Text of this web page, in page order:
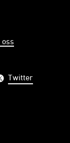
oss
Twitter